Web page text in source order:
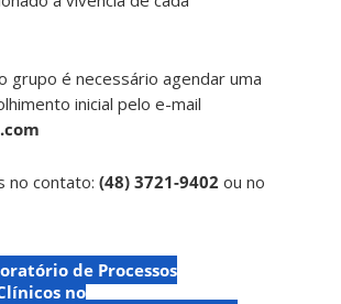
grupo é necessário agendar uma
inicial pelo e-mail
no contato:(48) 3721-9402 ou no
de Processos
no